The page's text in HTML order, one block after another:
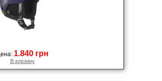
1.840 грн
В корзину